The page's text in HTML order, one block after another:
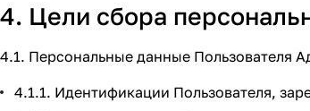
4. Цели сбора
4.1. Персональные данные Пользователя
4.1.1. Идентификации Пользователя,